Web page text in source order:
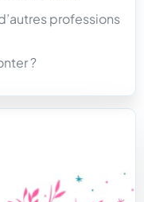
professions
?